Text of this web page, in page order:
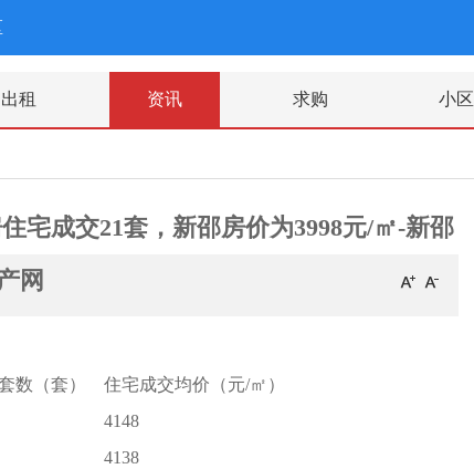
出租 资讯 求购 小区
宅成交21套，新邵房价为3998元/㎡-新邵
网
数（套）
住宅成交均价（元/㎡）
4148
4138